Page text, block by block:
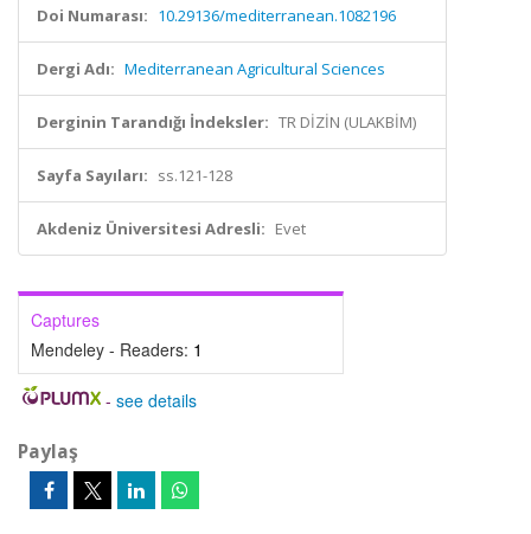
Doi Numarası: 10.29136/mediterranean.1082196
Dergi Adı: Mediterranean Agricultural Sciences
Derginin Tarandığı İndeksler: TR DİZİN (ULAKBİM)
Sayfa Sayıları: ss.121-128
Akdeniz Üniversitesi Adresli: Evet
Captures
Mendeley - Readers: 1
- see details
Paylaş